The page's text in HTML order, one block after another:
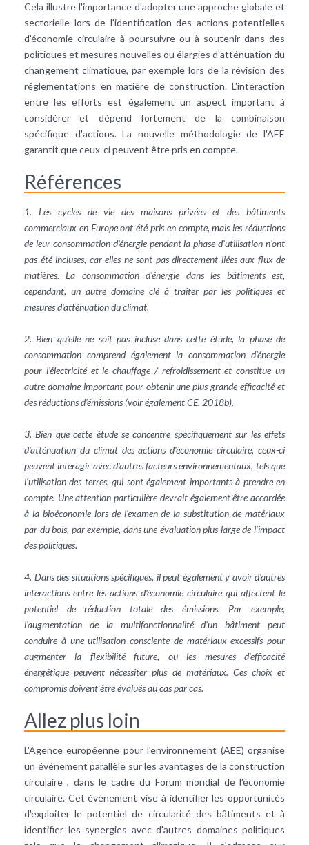
Cela illustre l'importance d'adopter une approche globale et
sectorielle lors de l'identification des actions potentielles
d'économie circulaire à poursuivre ou à soutenir dans des
politiques et mesures nouvelles ou élargies d'atténuation du
changement climatique, par exemple lors de la révision des
réglementations en matière de construction. L'interaction
entre les efforts est également un aspect important à
considérer et dépend fortement de la combinaison
spécifique d'actions. La nouvelle méthodologie de l'AEE
garantit que ceux-ci peuvent être pris en compte.
Références
1. Les cycles de vie des maisons privées et des bâtiments
commerciaux en Europe ont été pris en compte, mais les réductions
de leur consommation d'énergie pendant la phase d'utilisation n'ont
pas été incluses, car elles ne sont pas directement liées aux flux de
matières. La consommation d'énergie dans les bâtiments est,
cependant, un autre domaine clé à traiter par les politiques et
mesures d'atténuation du climat.
2. Bien qu'elle ne soit pas incluse dans cette étude, la phase de
consommation comprend également la consommation d'énergie
pour l'électricité et le chauffage / refroidissement et constitue un
autre domaine important pour obtenir une plus grande efficacité et
des réductions d'émissions (voir également CE, 2018b).
3. Bien que cette étude se concentre spécifiquement sur les effets
d'atténuation du climat des actions d'économie circulaire, ceux-ci
peuvent interagir avec d'autres facteurs environnementaux, tels que
l'utilisation des terres, qui sont également importants à prendre en
compte. Une attention particulière devrait également être accordée
à la bioéconomie lors de l'examen de la substitution de matériaux
par du bois, par exemple, dans une évaluation plus large de l'impact
des politiques.
4. Dans des situations spécifiques, il peut également y avoir d'autres
interactions entre les actions d'économie circulaire qui affectent le
potentiel de réduction totale des émissions. Par exemple,
l'augmentation de la multifonctionnalité d'un bâtiment peut
conduire à une utilisation consciente de matériaux excessifs pour
augmenter la flexibilité future, ou les mesures d'efficacité
énergétique peuvent nécessiter plus de matériaux. Ces choix et
compromis doivent être évalués au cas par cas.
Allez plus loin
L'Agence européenne pour l'environnement (AEE) organise
un événement parallèle sur les avantages de la construction
circulaire , dans le cadre du Forum mondial de l'économie
circulaire. Cet événement vise à identifier les opportunités
d'exploiter le potentiel de circularité des bâtiments et à
identifier les synergies avec d'autres domaines politiques